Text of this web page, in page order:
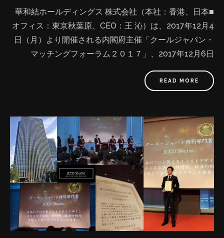
623%で大人気、コンテンツの『Cool Japan』を海外へ
https://prtimes.jp/main/html/rd/p/000000001.000
025695.html 【本事業に関するお問合せ先・資料請求】
◇ JCCD Studio グローバルOnline出版事業部 ◇
Email: hi@jccd-s.com…
く予定です。 ■産学連携で、高度なコンテンツをグロー
バルマーケットに提供 上記背景のもと、「日本コンテン
ツの世界発信」や「教育の機会均等」等の課題を解決し
ようと、この度、この同じ目標を目指す『東洋美術学
ップ業務提携を行う運びとなりました。 『東洋美術学
校』はこれまでの70年間で培った、イラスト、デザイ
での実績とノウハウを生かし、クリエーターサポートや
コンテンツの監修等をマネジメントしていきます。 そし
て、『JCCD Studio』は今まで紙媒体の出版では価値を
伝えることができなかったコンテンツを、動画でのグロ
ーバルOnline出版を実現するためのローカライズノウハ
ウや、28カ国のチャンネル販売経験を生かし、コンテン
ツのOnline出版をマネジメントしていきます。 ■『JCCD
Studio』と『東洋美術学校』戦略業務提携内容概要と流
れ： 一、『東洋美術学校』はクリエーターのコンテンツ
■華和結ホールディングス 株式会社（本社：香港、日本
オフィス：東京秋葉原、CEO：王 沁）は、2017年12月4
日（月）より開催される内閣府主催「クールジャパン・
マッチングフォーラム２０１７」、2017年12月6日
コンテンツ企業×異業種企業マッチング交流会」に出展を
展！ ⑴「クールジャパン·マッチングフォーラム２０１
７」ー日本の魅力を、世界に。マッチングビジネス最前
線ー クールジャパンに関連する「先進的なビジネスプロ
ジェクトの表彰（マッチングアワード）」や「展示·プレ
ゼン·商談による異業種間の出会いの場づくり（マッチン
グメッセ）」を行い、コンテンツ分野のみならず製造·販
売·サービスや食·観光等、多様な関連分野や事業間の新事
業の創出を促進。 日時：平成29年12月4日（月）11:00
READ MORE